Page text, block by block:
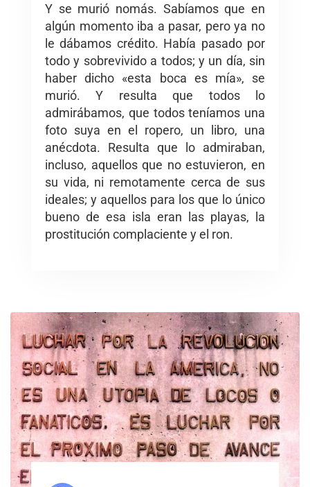
Y se murió nomás. Sabíamos que en
algún momento iba a pasar, pero ya no
le dábamos crédito. Había pasado por
todo y sobrevivido a todos; y un día, sin
haber dicho «esta boca es mía», se
murió. Y resulta que todos lo
admirábamos, que todos teníamos una
foto suya en el ropero, un libro, una
anécdota. Resulta que lo admiraban,
incluso, aquellos que no estuvieron, en
su vida, ni remotamente cerca de sus
ideales; y aquellos para los que lo único
bueno de esa isla eran las playas, la
prostitución complaciente y el ron.